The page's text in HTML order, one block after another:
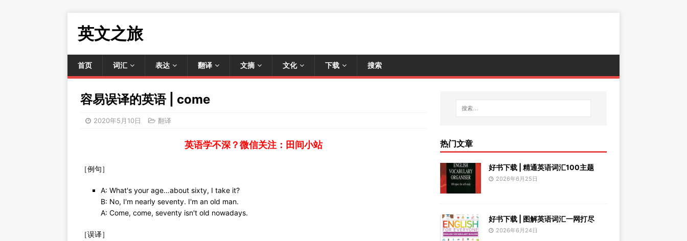
英文之旅
首页 词汇 表达 翻译 文摘 文化 下载 搜索
容易误译的英语 | come
2020年5月10日 翻译
英语学不深？微信关注：田间小站
［例句］
A: What's your age…about sixty, I take it?
B: No, I'm nearly seventy. I'm an old man.
A: Come, come, seventy isn't old nowadays.
［误译］
热门文章
好书下载 | 精通英语词汇100主题
2026年6月25日
好书下载 | 图解英语词汇一网打尽
2026年6月24日